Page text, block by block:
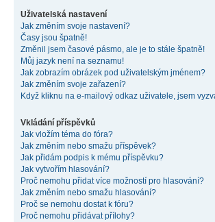
Uživatelská nastavení
Jak změním svoje nastavení?
Časy jsou špatně!
Změnil jsem časové pásmo, ale je to stále špatně!
Můj jazyk není na seznamu!
Jak zobrazím obrázek pod uživatelským jménem?
Jak změním svoje zařazení?
Když kliknu na e-mailový odkaz uživatele, jsem
Vkládání příspěvků
Jak vložím téma do fóra?
Jak změním nebo smažu příspěvek?
Jak přidám podpis k mému příspěvku?
Jak vytvořím hlasování?
Proč nemohu přidat více možností pro hlasování?
Jak změním nebo smažu hlasování?
Proč se nemohu dostat k fóru?
Proč nemohu přidávat přílohy?